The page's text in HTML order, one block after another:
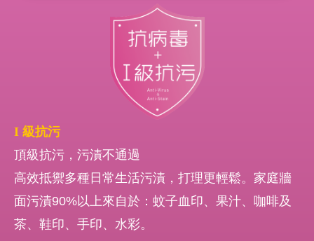
I 級抗污
頂級抗污，污漬不通過
高效抵禦多種日常生活污漬，打理更輕鬆。家庭牆
面污漬90%以上來自於：蚊子血印、果汁、咖啡及
茶、鞋印、手印、水彩。